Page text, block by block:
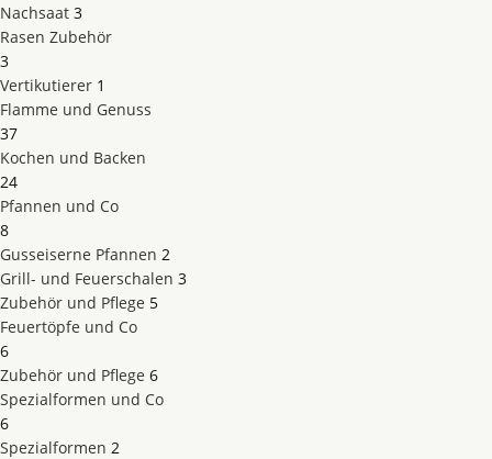
Nachsaat 3
Rasen Zubehör
3
Vertikutierer 1
Flamme und Genuss
37
Kochen und Backen
24
Pfannen und Co
8
Gusseiserne Pfannen 2
Grill- und Feuerschalen 3
Zubehör und Pflege 5
Feuertöpfe und Co
6
Zubehör und Pflege 6
Spezialformen und Co
6
Spezialformen 2